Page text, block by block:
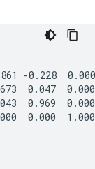
-0.228
0.047
0.969
0.000